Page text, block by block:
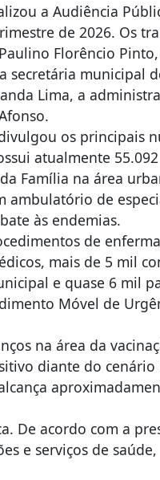
a Audiência
de 2026. Os
Florêncio
secretária municipal
Lima, a
os principais
atualmente 55.092
Família na área
ambulatório de
às endemias.
de
mais de 5 mil
e quase 6 mil
Móvel de
na área da
diante do cenário
De acordo com a
e serviços de saúde,